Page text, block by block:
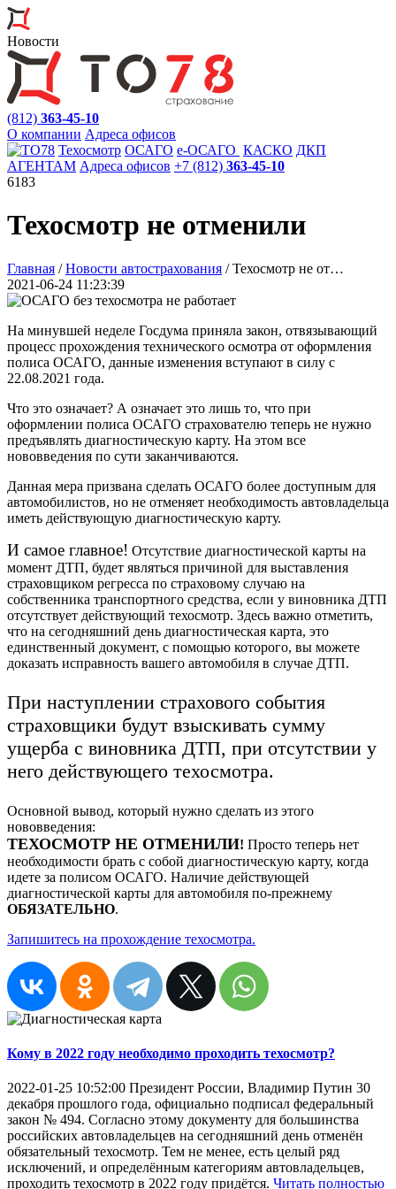
Новости
(812) 363-45-10
О компании Адреса офисов
Техосмотр ОСАГО e-ОСАГО КАСКО ДКП
АГЕНТАМ Адреса офисов +7 (812) 363-45-10
6183
Техосмотр не отменили
Главная /Новости автострахования /Техосмотр не от…
2021-06-24 11:23:39
На минувшей неделе Госдума приняла закон, отвязывающий
процесс прохождения технического осмотра от оформления
полиса ОСАГО, данные изменения вступают в силу с
22.08.2021 года.
Что это означает? А означает это лишь то, что при
оформлении полиса ОСАГО страхователю теперь не нужно
предъявлять диагностическую карту. На этом все
нововведения по сути заканчиваются.
Данная мера призвана сделать ОСАГО более доступным для
автомобилистов, но не отменяет необходимость автовладельца
иметь действующую диагностическую карту.
И самое главное! Отсутствие диагностической карты на
момент ДТП, будет являться причиной для выставления
страховщиком регресса по страховому случаю на
собственника транспортного средства, если у виновника ДТП
отсутствует действующий техосмотр. Здесь важно отметить,
что на сегодняшний день диагностическая карта, это
единственный документ, с помощью которого, вы можете
доказать исправность вашего автомобиля в случае ДТП.
При наступлении страхового события
страховщики будут взыскивать сумму
ущерба с виновника ДТП, при отсутствии у
него действующего техосмотра.
Основной вывод, который нужно сделать из этого
нововведения:
ТЕХОСМОТР НЕ ОТМЕНИЛИ! Просто теперь нет
необходимости брать с собой диагностическую карту, когда
идете за полисом ОСАГО. Наличие действующей
диагностической карты для автомобиля по-прежнему
ОБЯЗАТЕЛЬНО.
Запишитесь на прохождение техосмотра.
Кому в 2022 году необходимо проходить техосмотр?
2022-01-25 10:52:00 Президент России, Владимир Путин 30
декабря прошлого года, официально подписал федеральный
закон № 494. Согласно этому документу для большинства
российских автовладельцев на сегодняшний день отменён
обязательный техосмотр. Тем не менее, есть целый ряд
исключений, и определённым категориям автовладельцев,
проходить техосмотр в 2022 году придётся. Читать полностью